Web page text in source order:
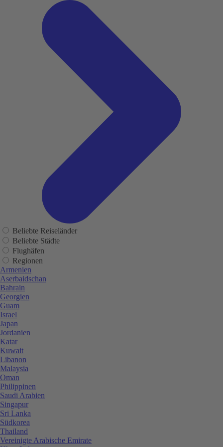
Beliebte Reiseländer
Beliebte Städte
Flughäfen
Regionen
Armenien
Aserbaidschan
Bahrain
Georgien
Guam
Israel
Japan
Jordanien
Katar
Kuwait
Libanon
Malaysia
Oman
Philippinen
Saudi Arabien
Singapur
Sri Lanka
Südkorea
Thailand
Vereinigte Arabische Emirate